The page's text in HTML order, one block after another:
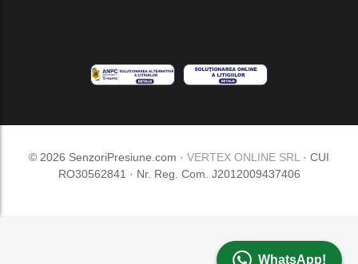
WhatsApp!
© 2026 SenzoriPresiune.com · VERTEX ONLINE SRL· CUI
RO30562841 · Nr. Reg. Com. J2012009437406